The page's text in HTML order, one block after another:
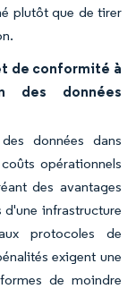
plutôt que de tirer
de conformité à
des données
données dans
opérationnels
des avantages
infrastructure
protocoles de
exigent une
de moindre